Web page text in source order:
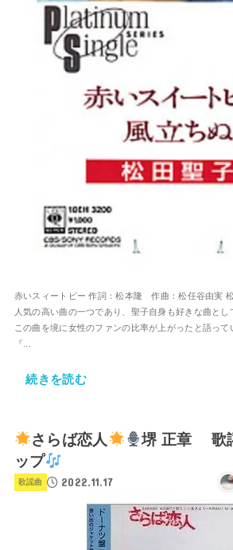
赤いスィートピー 作詞：松本隆 作曲：松任谷由実
人気の高い曲の一つであり、聖子自身も好きな曲とし
この曲を境に女性のファンの比率が上がったと語って
『...
続きを読む
さらば恋人
堺 正章 歌
ップ
歌謡曲 2022.11.17